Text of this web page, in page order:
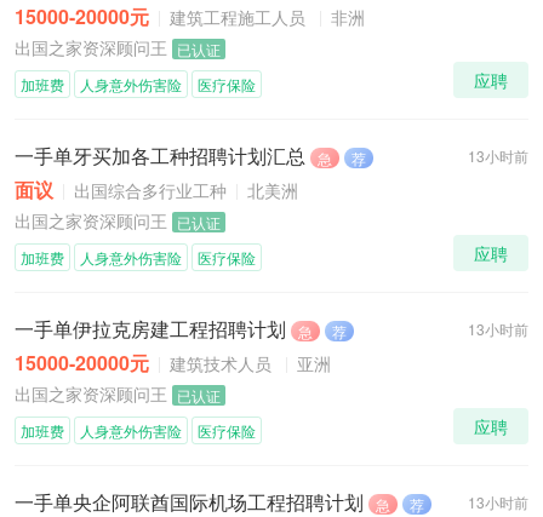
15000-20000元 建筑工程施工人员
非洲
出国之家资深顾问王 已认证
应聘
加班费 人身意外伤害险 医疗保险
13小时前
一手单牙买加各工种招聘计划汇总 急 荐
面议 出国综合多行业工种
北美洲
出国之家资深顾问王 已认证
应聘
加班费 人身意外伤害险 医疗保险
13小时前
一手单伊拉克房建工程招聘计划 急 荐
15000-20000元 建筑技术人员
亚洲
出国之家资深顾问王 已认证
应聘
加班费 人身意外伤害险 医疗保险
13小时前
一手单央企阿联酋国际机场工程招聘计划 急 荐